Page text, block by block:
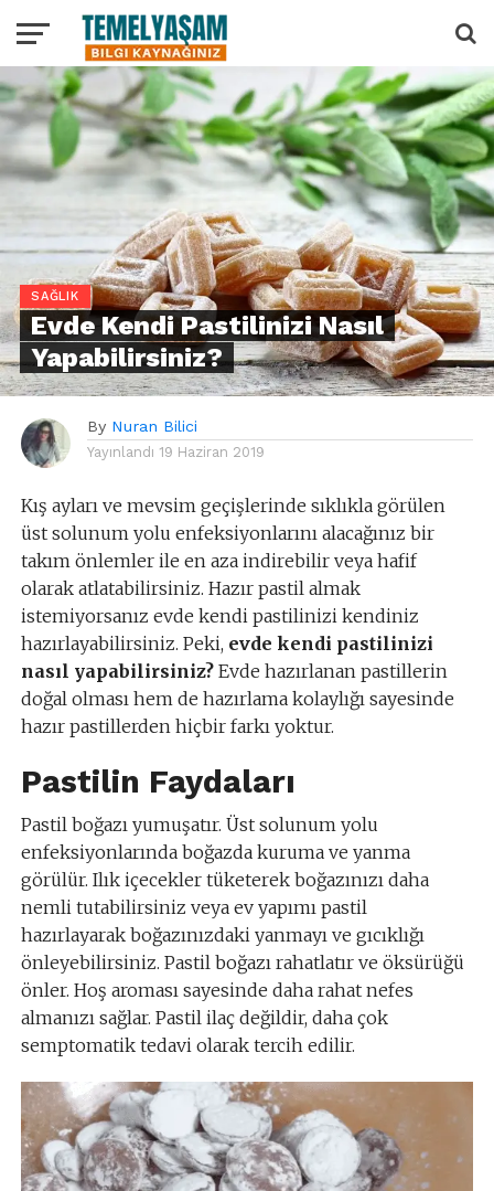
SAĞLIK
Evde Kendi Pastilinizi Nasıl
Yapabilirsiniz?
By Nuran Bilici
Yayınlandı 19 Haziran 2019
Kış ayları ve mevsim geçişlerinde sıklıkla görülen
üst solunum yolu enfeksiyonlarını alacağınız bir
takım önlemler ile en aza indirebilir veya hafif
olarak atlatabilirsiniz. Hazır pastil almak
istemiyorsanız evde kendi pastilinizi kendiniz
hazırlayabilirsiniz. Peki, evde kendi pastilinizi
nasıl yapabilirsiniz? Evde hazırlanan pastillerin
doğal olması hem de hazırlama kolaylığı sayesinde
hazır pastillerden hiçbir farkı yoktur.
Pastilin Faydaları
Pastil boğazı yumuşatır. Üst solunum yolu
enfeksiyonlarında boğazda kuruma ve yanma
görülür. Ilık içecekler tüketerek boğazınızı daha
nemli tutabilirsiniz veya ev yapımı pastil
hazırlayarak boğazınızdaki yanmayı ve gıcıklığı
önleyebilirsiniz. Pastil boğazı rahatlatır ve öksürüğü
önler. Hoş aroması sayesinde daha rahat nefes
almanızı sağlar. Pastil ilaç değildir, daha çok
semptomatik tedavi olarak tercih edilir.